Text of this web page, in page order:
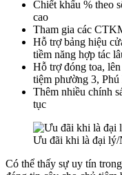
Chiết khấu % theo
cao
Tham gia các
Hỗ trợ bảng hiệu
tiềm năng hợp tác
Hỗ trợ đóng toa,
tiệm phường 3, Phú
Thêm nhiều chính
tục
Ưu đãi khi là đại lý/
Có thể thấy sự uy tín